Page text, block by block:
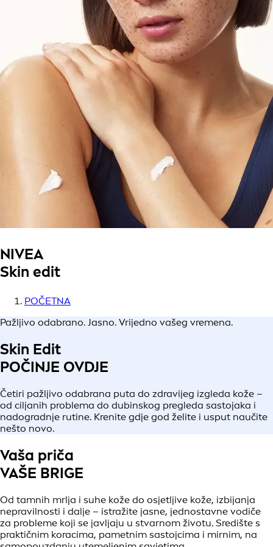
NIVEA
Skin edit
POČETNA
Pažljivo odabrano. Jasno. Vrijedno vašeg vremena.
Skin Edit
POČINJE OVDJE
Četiri pažljivo odabrana puta do zdravijeg izgleda kože –
od ciljanih problema do dubinskog pregleda sastojaka i
nadogradnje rutine. Krenite gdje god želite i usput naučite
nešto novo.
Vaša priča
VAŠE BRIGE
Od tamnih mrlja i suhe kože do osjetljive kože, izbijanja
nepravilnosti i dalje – istražite jasne, jednostavne vodiče
za probleme koji se javljaju u stvarnom životu. Središte s
praktičnim koracima, pametnim sastojcima i mirnim, na